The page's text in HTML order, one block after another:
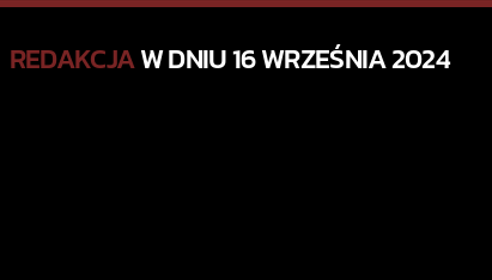
REDAKCJAW DNIU 16 WRZEŚNIA 2024